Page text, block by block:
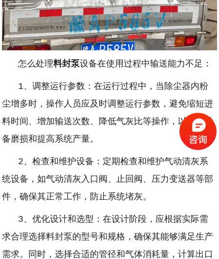
怎么处理料封泵设备在使用过程中输送能力不足：
1、调整运行参数：在运行过程中，当除尘器内粉
尘增多时，操作人员应及时调整运行参数，避免缩短进
料时间、增加输送次数、降低气灰比等操作，以减少设
备磨损和提高系统产量。
2、检查和维护设备：定期检查和维护气动清灰系
统设备，如气动清灰入口阀、止回阀、压力变送器等部
件，确保其正常工作，防止系统堵灰。
3、优化设计和选型：在设计阶段，应根据实际需
求合理选择料封泵的型号和规格，确保其能够满足生产
需求。同时，选择合适的管径和气体消耗量，计算出口